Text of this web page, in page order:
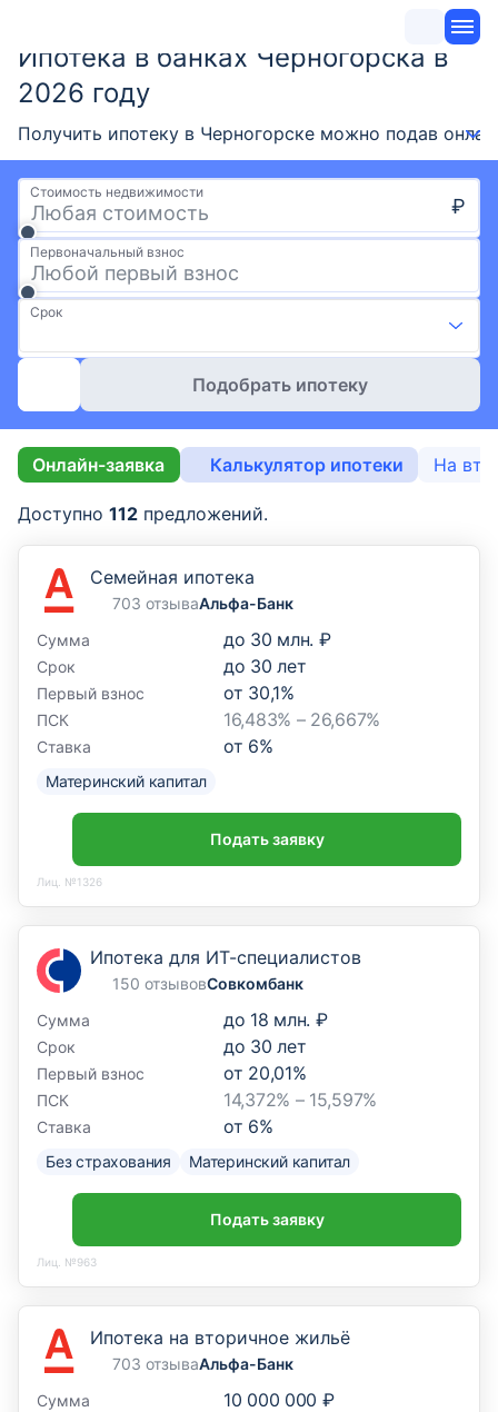
Ипотека в банках Черногорска в
2026 году
Получить ипотеку в Черногорске можно подав
Стоимость недвижимости
₽
Первоначальный взнос
Срок
Подобрать ипотеку
Онлайн-заявка Калькулятор ипотеки На
Доступно 112 предложений.
Семейная ипотека
703 отзываАльфа-Банк
Сумма
до 30 млн. ₽
Срок до 30 лет
Первый взнос от 30,1%
ПСК 16,483% – 26,667%
Ставка от 6%
Материнский капитал
Подать заявку
Лиц. №1326
Ипотека для ИТ-специалистов
150 отзывовСовкомбанк
Сумма
до 18 млн. ₽
Срок до 30 лет
Первый взнос от 20,01%
ПСК 14,372% – 15,597%
Ставка от 6%
Без страхования Материнский капитал
Подать заявку
Лиц. №963
Ипотека на вторичное жильё
703 отзываАльфа-Банк
Сумма
10 000 000 ₽